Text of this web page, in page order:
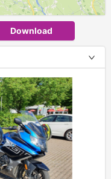
Download